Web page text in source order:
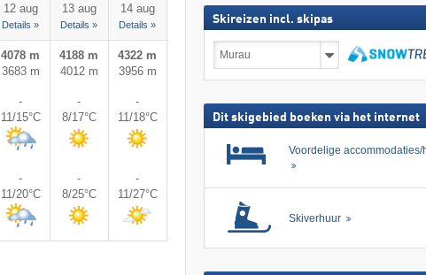
12 aug
Details »
13 aug
Details »
14 aug
Details »
4078 m
3683 m
4188 m
4012 m
4322 m
3956 m
-
11/15°C
-
8/17°C
-
11/18°C
-
11/20°C
-
8/25°C
-
11/27°C
Skireizen incl. skipas
incl.
Dit skigebied boeken via het internet
Voordelige accommodaties/
Skiverhuur